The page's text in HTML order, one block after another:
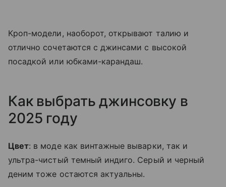
Кроп-модели, наоборот, открывают талию и
отлично сочетаются с джинсами с высокой
посадкой или юбками-карандаш.
Как выбрать джинсовку в
2025 году
Цвет: в моде как винтажные выварки, так и
ультра-чистый темный индиго. Серый и черный
деним тоже остаются актуальны.